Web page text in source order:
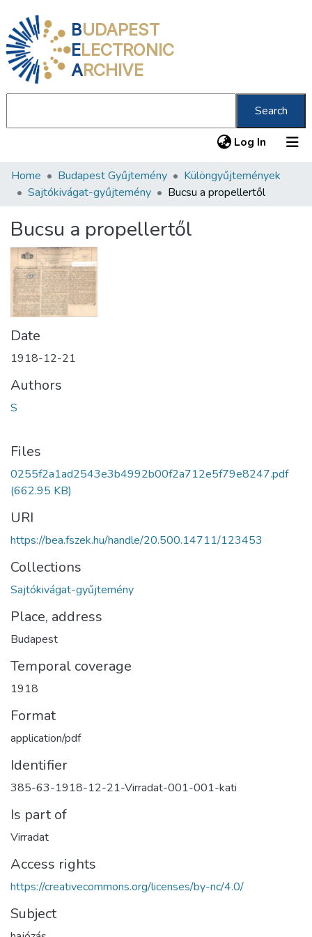
BUDAPEST
ELECTRONIC
ARCHIVE
Search
Log In (current)
Communities & Collections
Statistics
About us
Home Budapest Gyűjtemény
Különgyűjtemények
Sajtókivágat-gyűjtemény
Bucsu a propellertől
Bucsu a propellertől
Date
1918-12-21
Authors
S
Files
0255f2a1ad2543e3b4992b00f2a712e5f79e8247.pdf
(662.95 KB)
URI
https://bea.fszek.hu/handle/20.500.14711/123453
Collections
Sajtókivágat-gyűjtemény
Place, address
Budapest
Temporal coverage
1918
Format
application/pdf
Identifier
385-63-1918-12-21-Virradat-001-001-kati
Is part of
Virradat
Access rights
https://creativecommons.org/licenses/by-nc/4.0/
Subject